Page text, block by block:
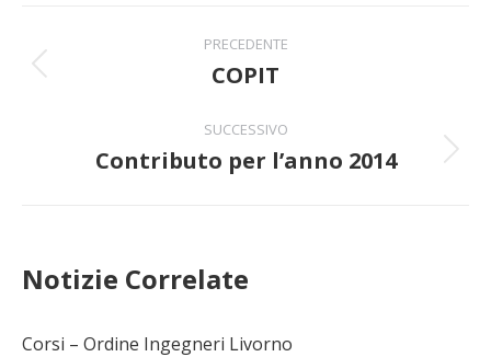
tra
post
PRECEDENTE
Post
COPIT
SUCCESSIVO
Prossimo
Contributo per l’anno 2014
Notizie Correlate
Corsi – Ordine Ingegneri Livorno